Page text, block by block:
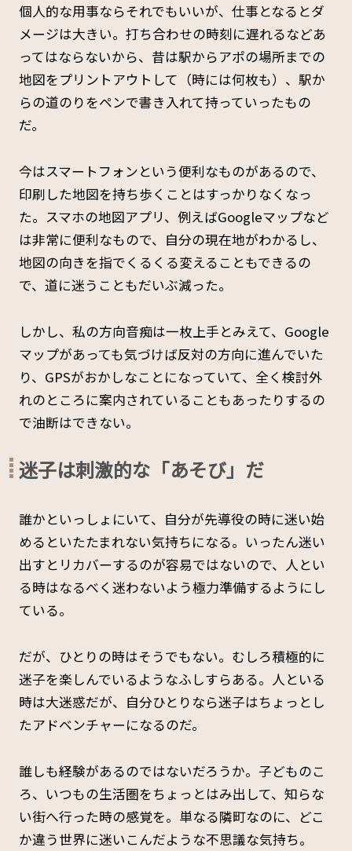
個人的な用事ならそれでもいいが、仕事となるとダ
メージは大きい。打ち合わせの時刻に遅れるなどあ
ってはならないから、昔は駅からアポの場所までの
地図をプリントアウトして（時には何枚も）、駅か
らの道のりをペンで書き入れて持っていったもの
だ。
今はスマートフォンという便利なものがあるので、
印刷した地図を持ち歩くことはすっかりなくなっ
た。スマホの地図アプリ、例えばGoogleマップなど
は非常に便利なもので、自分の現在地がわかるし、
地図の向きを指でくるくる変えることもできるの
で、道に迷うこともだいぶ減った。
しかし、私の方向音痴は一枚上手とみえて、Google
マップがあっても気づけば反対の方向に進んでいた
り、GPSがおかしなことになっていて、全く検討外
れのところに案内されていることもあったりするの
で油断はできない。
迷子は刺激的な「あそび」だ
誰かといっしょにいて、自分が先導役の時に迷い始
めるといたたまれない気持ちになる。いったん迷い
出すとリカバーするのが容易ではないので、人とい
る時はなるべく迷わないよう極力準備するようにし
ている。
だが、ひとりの時はそうでもない。むしろ積極的に
迷子を楽しんでいるようなふしすらある。人といる
時は大迷惑だが、自分ひとりなら迷子はちょっとし
たアドベンチャーになるのだ。
誰しも経験があるのではないだろうか。子どものこ
ろ、いつもの生活圏をちょっとはみ出して、知らな
い街へ行った時の感覚を。単なる隣町なのに、どこ
か違う世界に迷いこんだような不思議な気持ち。